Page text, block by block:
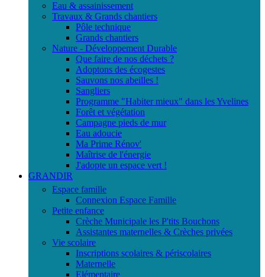
Eau & assainissement
Travaux & Grands chantiers
Pôle technique
Grands chantiers
Nature - Développement Durable
Que faire de nos déchets ?
Adoptons des écogestes
Sauvons nos abeilles !
Sangliers
Programme "Habiter mieux" dans les Yvelines
Forêt et végétation
Campagne pieds de mur
Eau adoucie
Ma Prime Rénov'
Maîtrise de l'énergie
J'adopte un espace vert !
GRANDIR
Espace famille
Connexion Espace Famille
Petite enfance
Crèche Municipale les P'tits Bouchons
Assistantes maternelles & Crèches privées
Vie scolaire
Inscriptions scolaires & périscolaires
Maternelle
Elémentaire